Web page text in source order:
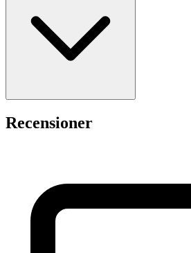
Recensioner